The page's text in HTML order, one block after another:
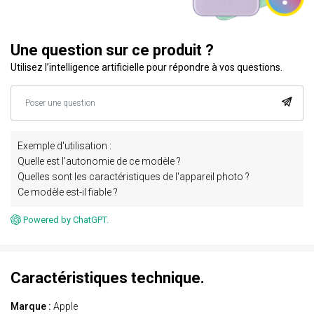
Une question sur ce produit ?
Utilisez l’intelligence artificielle pour répondre à vos questions.
Exemple d'utilisation :
Quelle est l'autonomie de ce modèle ?
Quelles sont les caractéristiques de l'appareil photo ?
Ce modèle est-il fiable ?
Powered by ChatGPT.
Caractéristiques technique.
Marque : Apple